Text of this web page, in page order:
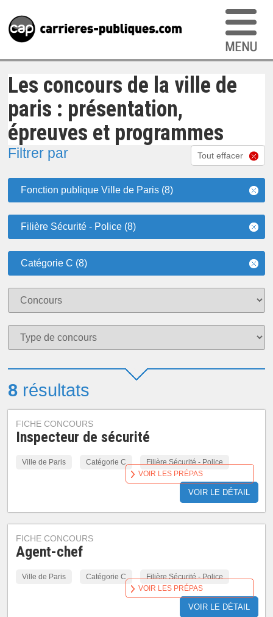
Les concours de la ville de
paris : présentation,
épreuves et programmes
Filtrer par Tout effacer
Fonction publique Ville de Paris (8)
Filière Sécurité - Police (8)
Catégorie C (8)
8 résultats
FICHE CONCOURS
Inspecteur de sécurité
Ville de Paris Catégorie C Filière Sécurité - Police
VOIR LE DÉTAIL
VOIR LES PRÉPAS
FICHE CONCOURS
Agent-chef
Ville de Paris Catégorie C Filière Sécurité - Police
VOIR LE DÉTAIL
VOIR LES PRÉPAS